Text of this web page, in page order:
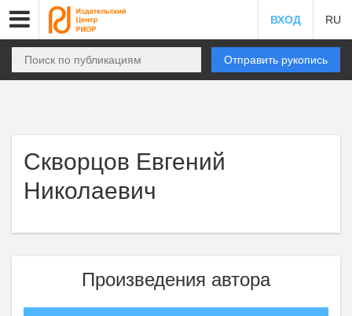
ВХОД RU
Отправить рукопись
Скворцов Евгений
Николаевич
Произведения автора